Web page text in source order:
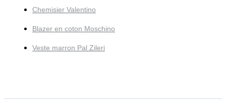
Chemisier Valentino
Blazer en coton Moschino
Veste marron Pal Zileri